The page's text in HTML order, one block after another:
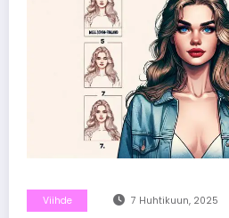
Viihde 7 Huhtikuun, 2025